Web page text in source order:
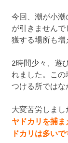
今回、潮が小
が引きません
獲する場所も増
2時間少々、遊
れました。こ
つける所では
大変苦労しまし
ヤドカリを捕
ドカリは多いで